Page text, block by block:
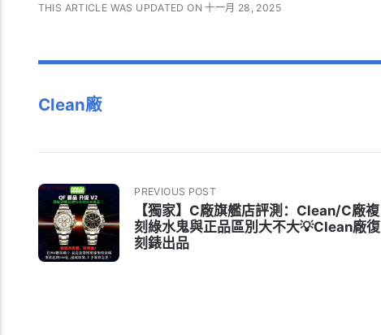
THIS ARTICLE WAS UPDATED ON 十一月 28, 2025
Clean廠
PREVIOUS POST
【獨家】C廠旗艦店評測：Clean/C廠複
刻綠水鬼與正品區別大不大💡Clean廠復
刻錶出品